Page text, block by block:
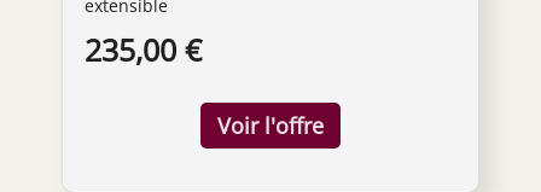
extensible
235,00 €